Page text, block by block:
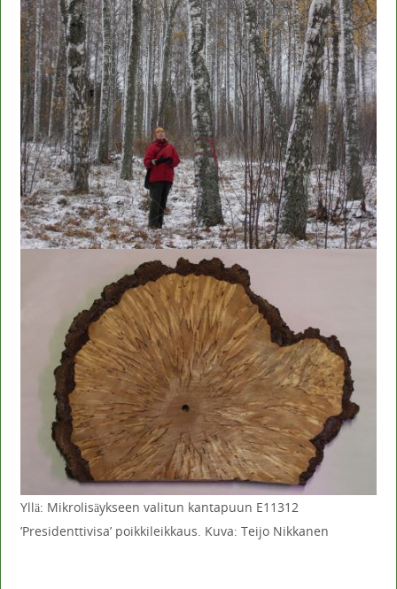
Yllä: Mikrolisäykseen valitun kantapuun E11312
’Presidenttivisa’ poikkileikkaus. Kuva: Teijo Nikkanen